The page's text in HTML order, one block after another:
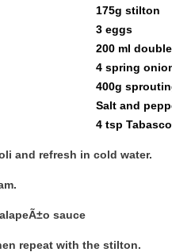
175g stilton
3 eggs
200 ml
4 spring
400g
Salt and
4 tsp
and refresh in cold water.
sauce
repeat with the stilton.